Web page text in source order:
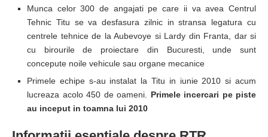
Munca celor 300 de angajati pe care ii va avea Centrul
Tehnic Titu se va desfasura zilnic in stransa legatura cu
centrele tehnice de la Aubevoye si Lardy din Franta, dar si
cu birourile de proiectare din Bucuresti, unde sunt
concepute noile vehicule sau organe mecanice
Primele echipe s-au instalat la Titu in iunie 2010 si acum
lucreaza acolo 450 de oameni. Primele incercari pe piste
au inceput in toamna lui 2010